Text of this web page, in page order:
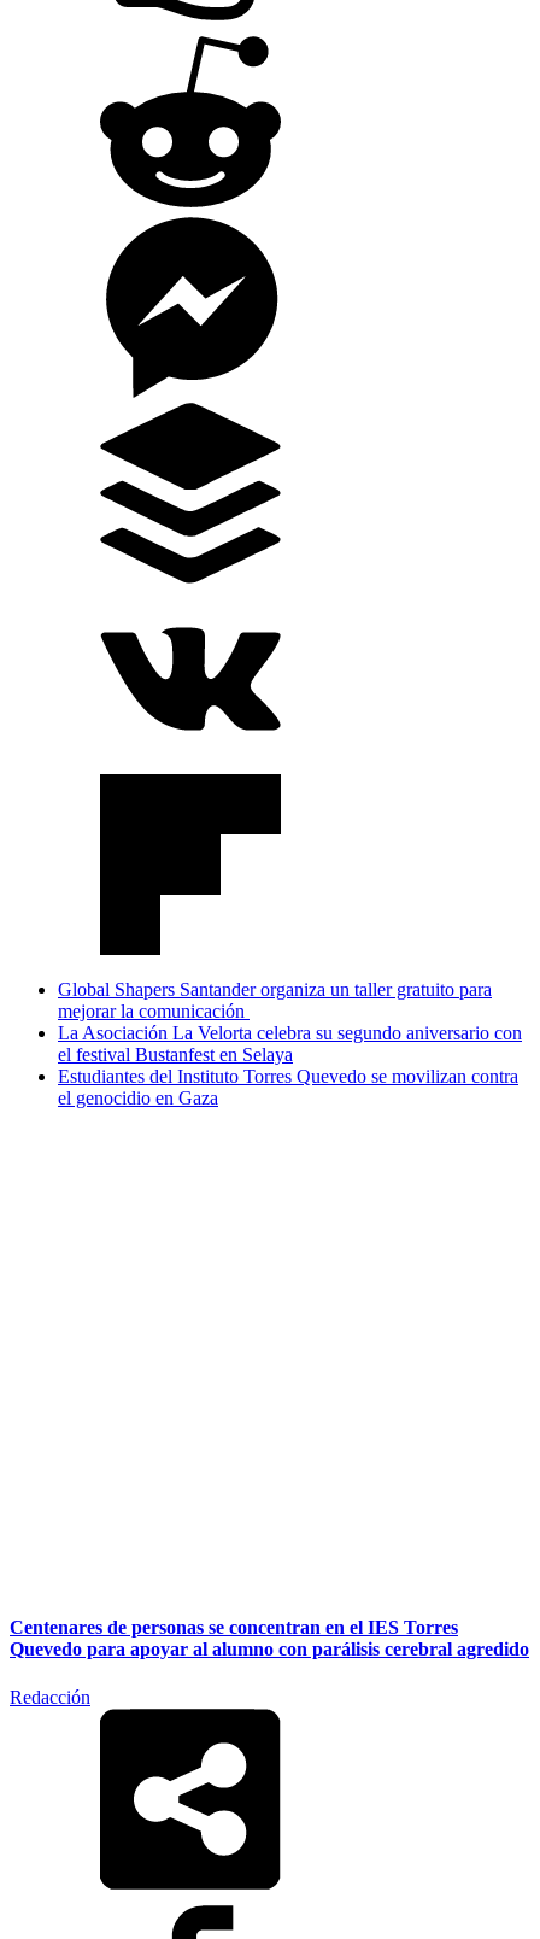
Global Shapers Santander organiza un taller gratuito para
mejorar la comunicación
La Asociación La Velorta celebra su segundo aniversario con
el festival Bustanfest en Selaya
Estudiantes del Instituto Torres Quevedo se movilizan contra
el genocidio en Gaza
Centenares de personas se concentran en el IES Torres
Quevedo para apoyar al alumno con parálisis cerebral agredido
Redacción